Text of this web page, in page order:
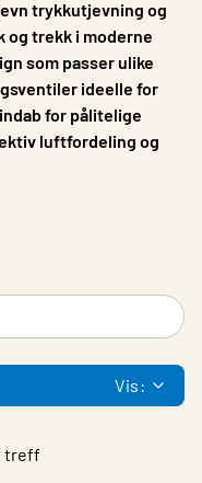
trykkutjevning og
og trekk i moderne
som passer ulike
ideelle for
for pålitelige
luftfordeling og
Vis:
treff